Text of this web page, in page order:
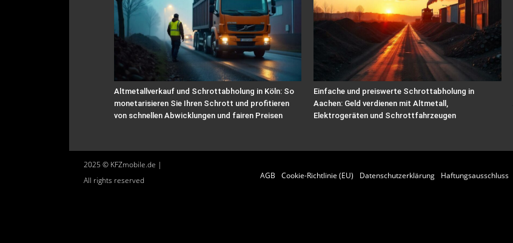
Altmetallverkauf und Schrottabholung in Köln: So
monetarisieren Sie Ihren Schrott und profitieren
von schnellen Abwicklungen und fairen Preisen
Einfache und preiswerte Schrottabholung in
Aachen: Geld verdienen mit Altmetall,
Elektrogeräten und Schrottfahrzeugen
2025 © KFZmobile.de |
All rights reserved
AGB Cookie-Richtlinie (EU) Datenschutzerklärung Haftungsausschluss